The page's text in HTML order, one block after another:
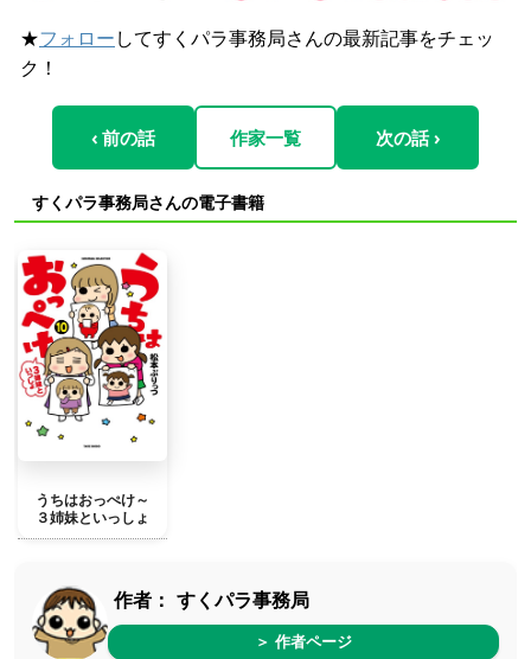
★フォロー してすくパラ事務局さんの最新記事をチェッ
ク！
‹ 前の話 作家一覧 次の話 ›
すくパラ事務局さんの電子書籍
うちはおっぺけ～
３姉妹といっしょ
作者： すくパラ事務局
＞ 作者ページ